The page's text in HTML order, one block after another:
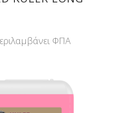
ΦΠΑ